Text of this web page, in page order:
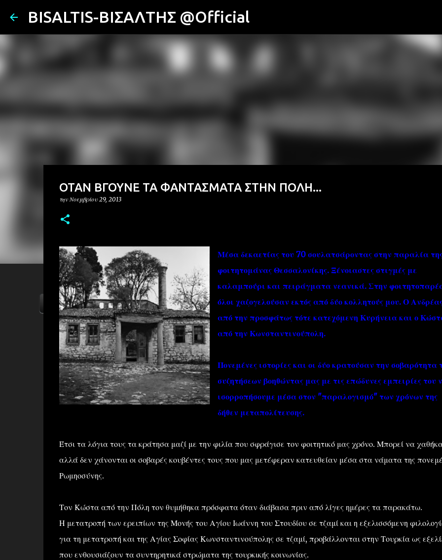
BISALTIS-ΒΙΣΑΛΤΗΣ @Official
ΑΡΧΙΚΗ YOUTUBE FACEBOOK ''ΜΑΓΕΜΕΝΕΣ'' /PROJECT ΣΧΕΤΙΚΑ/ABOUT
OTAN ΒΓΟΥΝΕ ΤΑ ΦΑΝΤΑΣΜΑΤΑ ΣΤΗΝ ΠΟΛΗ...
την Νοεμβρίου 29, 2013
Μέσα δεκαετίας του 70 σουλατσάροντας στην παραλία
φοιτητομάνας Θεσσαλονίκης. Ξένοιαστες στιγμές με
καλαμπούρι και πειράγματα νεανικά. Στην
όλοι χαζογελούσαν εκτός από δύο κολλητούς μου. Ο
από την προσφάτως τότε κατεχόμενη Κυρήνεια και ο
από την Κωνσταντινούπολη.
Πονεμένες ιστορίες και οι δύο κρατούσαν την σοβαρότητα
συζητήσεων βοηθώντας μας με τις επώδυνες εμπειρίες του
ισορροπήσουμε μέσα στον "παραλογισμό" των χρόνων της
δήθεν μεταπολίτευσης.
Έτσι τα λόγια τους τα κράτησα μαζί με την φιλία που σφράγισε τον φοιτητικό μας χρόνο. Μπορεί να
αλλά δεν χάνονται οι σοβαρές κουβέντες τους που μας μετέφεραν κατευθείαν μέσα στα νάματα της
Ρωμηοσύνης.
Τον Κώστα από την Πόλη τον θυμήθηκα πρόσφατα όταν διάβασα πριν από λίγες ημέρες τα παρακάτω.
Η μετατροπή των ερειπίων της Μονής του Αγίου Ιωάννη του Στουδίου σε τζαμί και η εξελισσόμενη
για τη μετατροπή και της Αγίας Σοφίας Κωνσταντινούπολης σε τζαμί, προβάλλονται στην Τουρκία ως
που ενθουσιάζουν τα συντηρητικά στρώματα της τουρκικής κοινωνίας.